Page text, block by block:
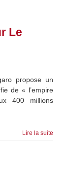
Le
propose un
de « l’empire
400 millions
Lire la suite